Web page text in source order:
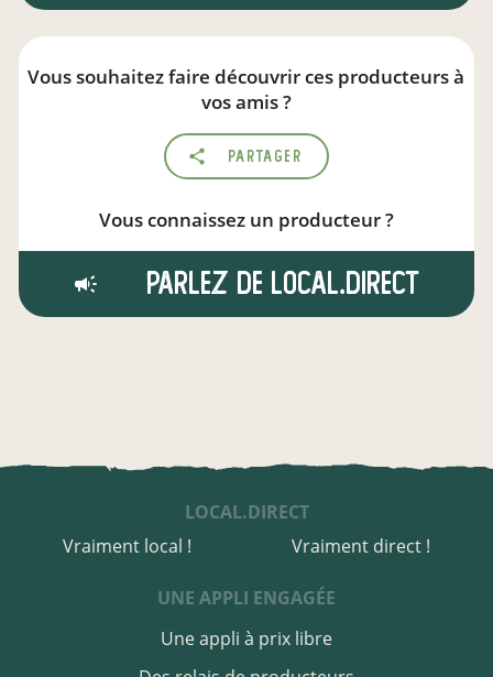
Vous souhaitez faire découvrir ces producteurs à
vos amis ?
Partager
Vous connaissez un producteur ?
Parlez de local.direct
LOCAL.DIRECT
Vraiment local !
Vraiment direct !
UNE APPLI ENGAGÉE
Une appli à prix libre